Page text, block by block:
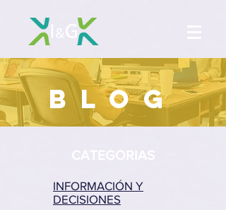
BLOG
INFORMACIÓN Y
DECISIONES